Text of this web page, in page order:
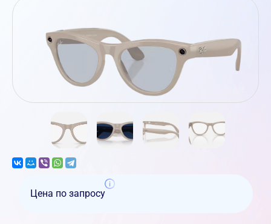
Цена по запросу